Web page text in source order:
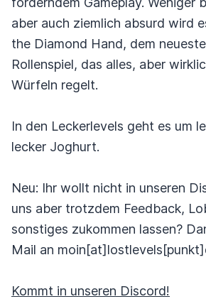
aber auch ziemlich absurd wird
the Diamond Hand, dem
Rollenspiel, das alles, aber
Würfeln regelt.
In den Leckerlevels geht es um
lecker Joghurt.
Neu: Ihr wollt nicht in unseren
uns aber trotzdem Feedback,
sonstiges zukommen lassen?
Mail an
Kommt in unseren Discord!